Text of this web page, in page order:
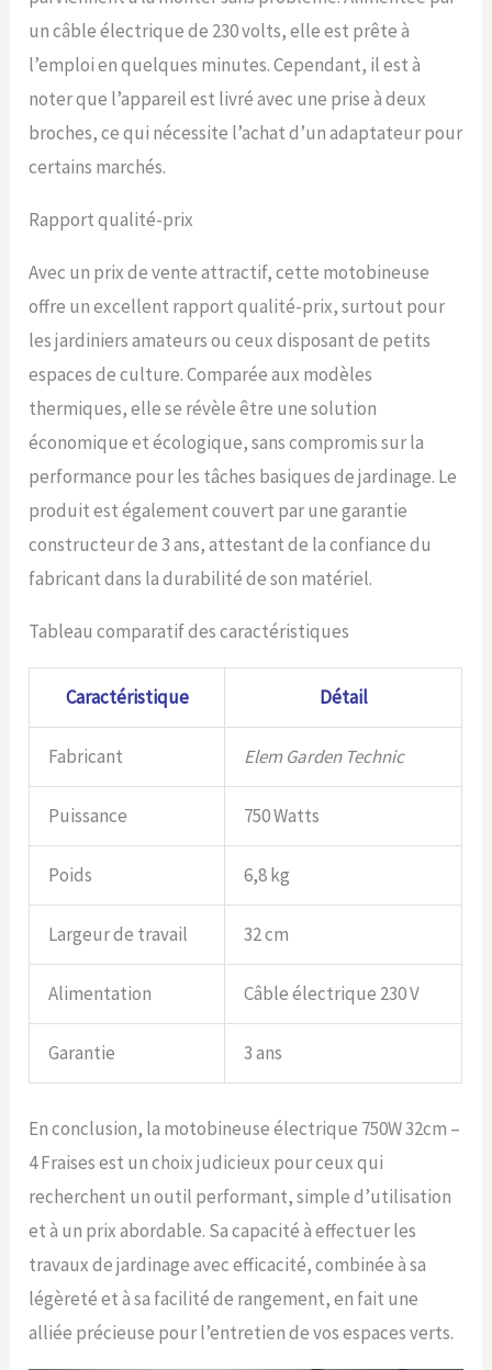
un câble électrique de 230 volts, elle est prête à
l’emploi en quelques minutes. Cependant, il est à
noter que l’appareil est livré avec une prise à deux
broches, ce qui nécessite l’achat d’un adaptateur pour
certains marchés.
Rapport qualité-prix
Avec un prix de vente attractif, cette motobineuse
offre un excellent rapport qualité-prix, surtout pour
les jardiniers amateurs ou ceux disposant de petits
espaces de culture. Comparée aux modèles
thermiques, elle se révèle être une solution
économique et écologique, sans compromis sur la
performance pour les tâches basiques de jardinage. Le
produit est également couvert par une garantie
constructeur de 3 ans, attestant de la confiance du
fabricant dans la durabilité de son matériel.
Tableau comparatif des caractéristiques
Caractéristique Détail
Fabricant Elem Garden Technic
Puissance 750 Watts
Poids 6,8 kg
Largeur de travail 32 cm
Alimentation Câble électrique 230 V
Garantie 3 ans
En conclusion, la motobineuse électrique 750W 32cm –
4 Fraises est un choix judicieux pour ceux qui
recherchent un outil performant, simple d’utilisation
et à un prix abordable. Sa capacité à effectuer les
travaux de jardinage avec efficacité, combinée à sa
légèreté et à sa facilité de rangement, en fait une
alliée précieuse pour l’entretien de vos espaces verts.